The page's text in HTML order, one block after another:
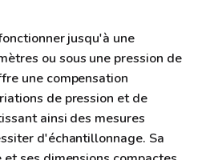
jusqu'à une
ou sous une pression de
une compensation
de pression et de
ainsi des mesures
d'échantillonnage. Sa